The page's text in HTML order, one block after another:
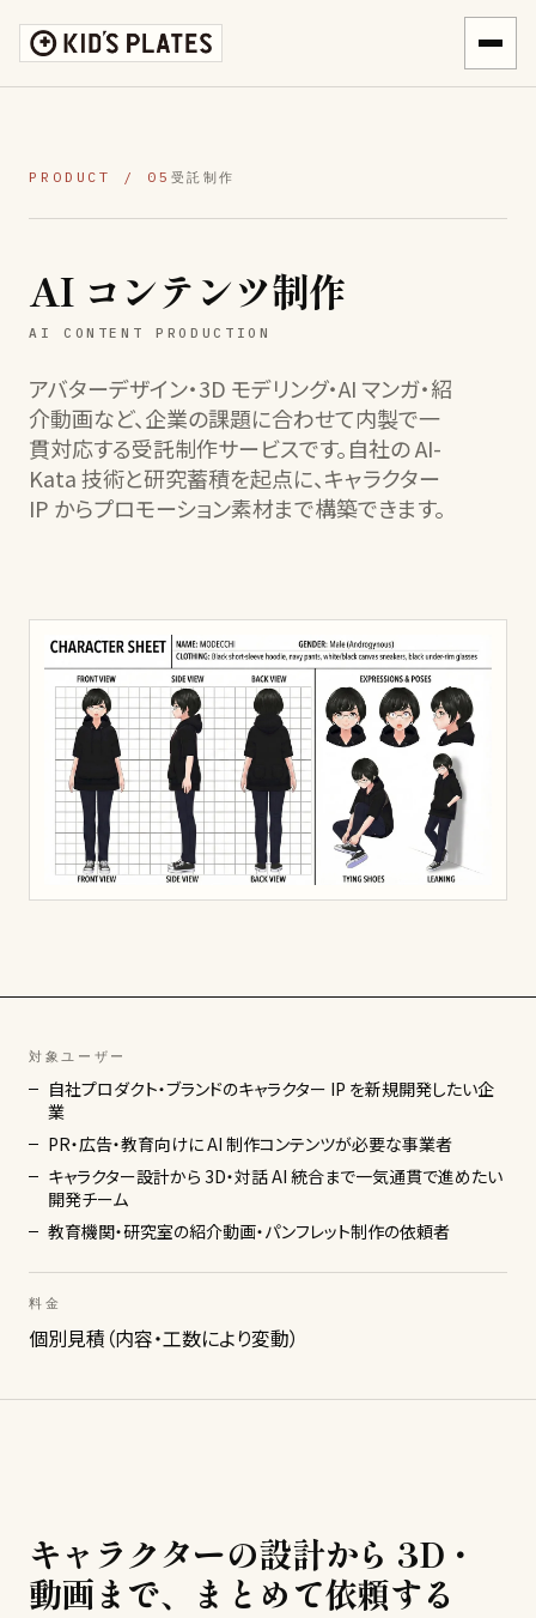
PRODUCT / 05 受託制作
AI コンテンツ制作
AI CONTENT PRODUCTION
アバターデザイン・3D モデリング・AI マンガ・紹
介動画など、企業の課題に合わせて内製で一
貫対応する受託制作サービスです。自社の AI-
Kata 技術と研究蓄積を起点に、キャラクター
IP からプロモーション素材まで構築できます。
対象ユーザー
自社プロダクト・ブランドのキャラクター IP を新規開発したい企
業
PR・広告・教育向けに AI 制作コンテンツが必要な事業者
キャラクター設計から 3D・対話 AI 統合まで一気通貫で進めたい
開発チーム
教育機関・研究室の紹介動画・パンフレット制作の依頼者
料金
個別見積（内容・工数により変動）
キャラクターの設計から 3D・
動画まで、まとめて依頼する